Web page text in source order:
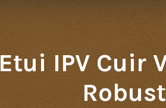
Etui IPV Cuir